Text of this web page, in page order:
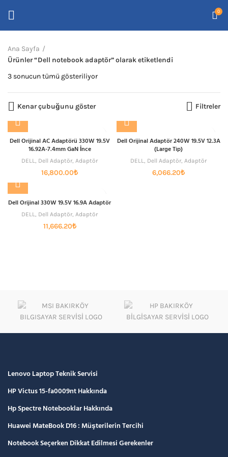
0
Ana Sayfa
Ürünler “Dell notebook adaptör” olarak etiketlendi
3 sonucun tümü gösteriliyorEn
Kenar çubuğunu göster Filtreler
Dell Orijinal AC Adaptörü 330W 19.5V
16.92A-7.4mm GaN İnce
DELL, Dell Adaptör, Adaptör
16,800.00₺
Dell Orijinal Adaptör 240W 19.5V 12.3A
(Large Tip)
DELL, Dell Adaptör, Adaptör
6,066.20₺
Dell Orijinal 330W 19.5V 16.9A Adaptör
DELL, Dell Adaptör, Adaptör
11,666.20₺
Lenovo Laptop Teknik Servisi
HP Victus 15-fa0009nt Hakkında
Hp Spectre Notebooklar Hakkında
Huawei MateBook D16 : Müşterilerin Tercihi
Notebook Seçerken Dikkat Edilmesi Gerekenler